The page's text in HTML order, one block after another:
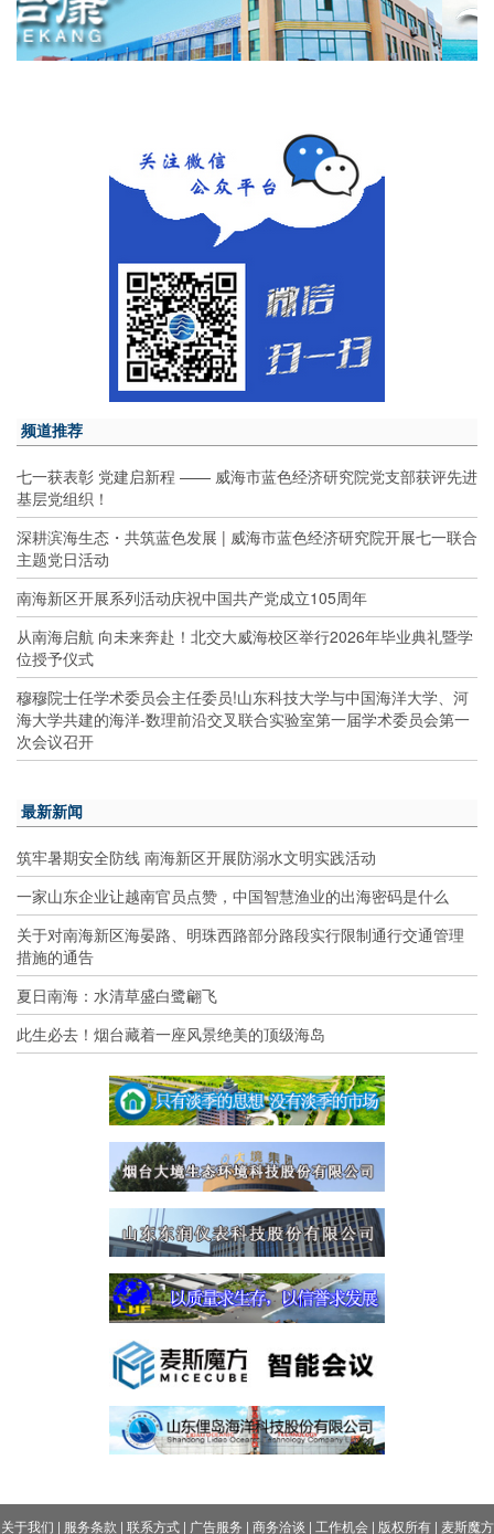
频道推荐
七一获表彰 党建启新程 —— 威海市蓝色经济研究院党支部获评先进
基层党组织！
深耕滨海生态・共筑蓝色发展 | 威海市蓝色经济研究院开展七一联合
主题党日活动
南海新区开展系列活动庆祝中国共产党成立105周年
从南海启航 向未来奔赴！北交大威海校区举行2026年毕业典礼暨学
位授予仪式
穆穆院士任学术委员会主任委员!山东科技大学与中国海洋大学、河
海大学共建的海洋-数理前沿交叉联合实验室第一届学术委员会第一
次会议召开
最新新闻
筑牢暑期安全防线 南海新区开展防溺水文明实践活动
一家山东企业让越南官员点赞，中国智慧渔业的出海密码是什么
关于对南海新区海晏路、明珠西路部分路段实行限制通行交通管理
措施的通告
夏日南海：水清草盛白鹭翩飞
此生必去！烟台藏着一座风景绝美的顶级海岛
关于我们 | 服务条款 | 联系方式| 广告服务 | 商务洽谈 | 工作机会| 版权所有| 麦斯魔方